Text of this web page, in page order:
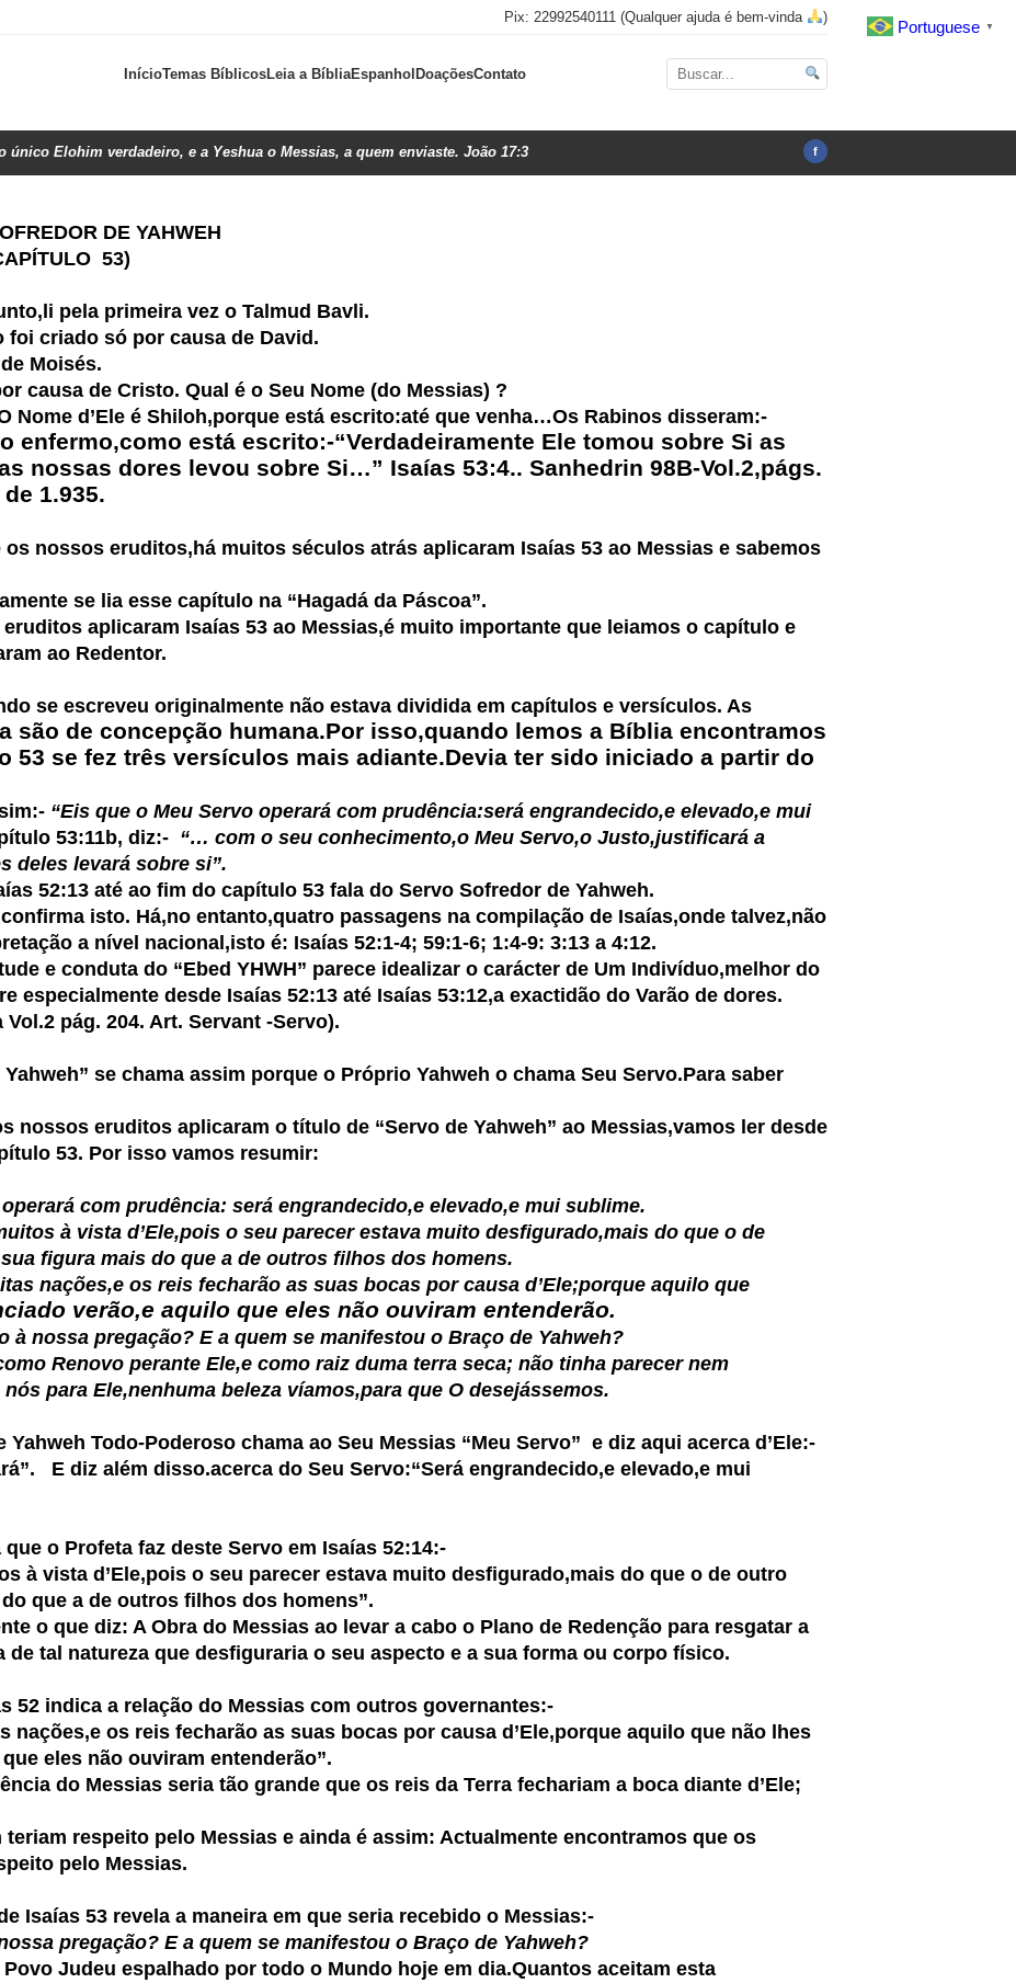
Pix: 22992540111 (Qualquer ajuda é bem-vinda )
InícioTemas BíblicosLeia a BíbliaEspanholDoaçõesContato
único Elohim verdadeiro, e a Yeshua o Messias, a quem enviaste. João 17:3 f
DE YAHWEH
53)
pela primeira vez o Talmud Bavli.
criado só por causa de David.
Moisés.
causa de Cristo. Qual é o Seu Nome (do Messias) ?
Nome d’Ele é Shiloh,porque está escrito:até que venha…Os Rabinos disseram:-
enfermo,como está escrito:-“Verdadeiramente Ele tomou sobre Si as
nossas dores levou sobre Si…” Isaías 53:4.. Sanhedrin 98B-Vol.2,págs.
1.935.
nossos eruditos,há muitos séculos atrás aplicaram Isaías 53 ao Messias e sabemos
se lia esse capítulo na “Hagadá da Páscoa”.
aplicaram Isaías 53 ao Messias,é muito importante que leiamos o capítulo e
ao Redentor.
se escreveu originalmente não estava dividida em capítulos e versículos. As
são de concepção humana.Por isso,quando lemos a Bíblia encontramos
53 se fez três versículos mais adiante.Devia ter sido iniciado a partir do
“Eis que o Meu Servo operará com prudência:será engrandecido,e elevado,e mui
53:11b, diz:- “… com o seu conhecimento,o Meu Servo,o Justo,justificará a
deles levará sobre si”.
52:13 até ao fim do capítulo 53 fala do Servo Sofredor de Yahweh.
isto. Há,no entanto,quatro passagens na compilação de Isaías,onde talvez,não
a nível nacional,isto é: Isaías 52:1-4; 59:1-6; 1:4-9: 3:13 a 4:12.
e conduta do “Ebed YHWH” parece idealizar o carácter de Um Indivíduo,melhor do
especialmente desde Isaías 52:13 até Isaías 53:12,a exactidão do Varão de dores.
pág. 204. Art. Servant -Servo).
se chama assim porque o Próprio Yahweh o chama Seu Servo.Para saber
eruditos aplicaram o título de “Servo de Yahweh” ao Messias,vamos ler desde
53. Por isso vamos resumir:
com prudência: será engrandecido,e elevado,e mui sublime.
à vista d’Ele,pois o seu parecer estava muito desfigurado,mais do que o de
mais do que a de outros filhos dos homens.
os reis fecharão as suas bocas por causa d’Ele;porque aquilo que
verão,e aquilo que eles não ouviram entenderão.
pregação? E a quem se manifestou o Braço de Yahweh?
Renovo perante Ele,e como raiz duma terra seca; não tinha parecer nem
Ele,nenhuma beleza víamos,para que O desejássemos.
Yahweh Todo-Poderoso chama ao Seu Messias “Meu Servo” e diz aqui acerca d’Ele:-
E diz além disso.acerca do Seu Servo:“Será engrandecido,e elevado,e mui
o Profeta faz deste Servo em Isaías 52:14:-
vista d’Ele,pois o seu parecer estava muito desfigurado,mais do que o de outro
que a de outros filhos dos homens”.
que diz: A Obra do Messias ao levar a cabo o Plano de Redenção para resgatar a
de tal natureza que desfiguraria o seu aspecto e a sua forma ou corpo físico.
52 indica a relação do Messias com outros governantes:-
nações,e os reis fecharão as suas bocas por causa d’Ele,porque aquilo que não lhes
eles não ouviram entenderão”.
do Messias seria tão grande que os reis da Terra fechariam a boca diante d’Ele;
respeito pelo Messias e ainda é assim: Actualmente encontramos que os
pelo Messias.
Isaías 53 revela a maneira em que seria recebido o Messias:-
pregação? E a quem se manifestou o Braço de Yahweh?
Judeu espalhado por todo o Mundo hoje em dia.Quantos aceitam esta
Portuguese ▼